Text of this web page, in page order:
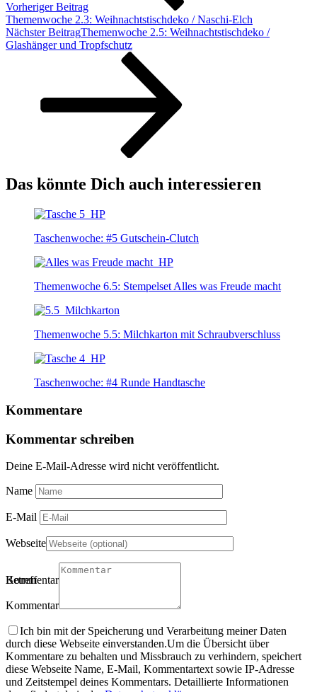
Vorheriger Beitrag
Themenwoche 2.3: Weihnachtstischdeko / Naschi-Elch
Nächster BeitragThemenwoche 2.5: Weihnachtstischdeko /
Glashänger und Tropfschutz
Das könnte Dich auch interessieren
Taschenwoche: #5 Gutschein-Clutch
Themenwoche 6.5: Stempelset Alles was Freude macht
Themenwoche 5.5: Milchkarton mit Schraubverschluss
Taschenwoche: #4 Runde Handtasche
Kommentare
Kommentar schreiben
Deine E-Mail-Adresse wird nicht veröffentlicht.
Name
E-Mail
Webseite
Betreff
Kommentartitel
Kommentar
Ich bin mit der Speicherung und Verarbeitung meiner Daten
durch diese Webseite einverstanden.Um die Übersicht über
Kommentare zu behalten und Missbrauch zu verhindern, speichert
diese Webseite Name, E-Mail, Kommentartext sowie IP-Adresse
und Zeitstempel deines Kommentars. Detaillierte Informationen